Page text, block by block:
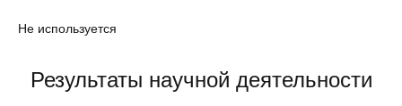
Не используется
Результаты научной деятельности